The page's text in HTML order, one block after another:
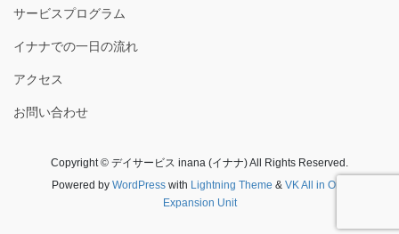
サービスプログラム
イナナでの一日の流れ
アクセス
お問い合わせ
Copyright © デイサービス inana (イナナ) All Rights Reserved.
Powered by WordPresswith Lightning Theme & VK All in One
Expansion Unit